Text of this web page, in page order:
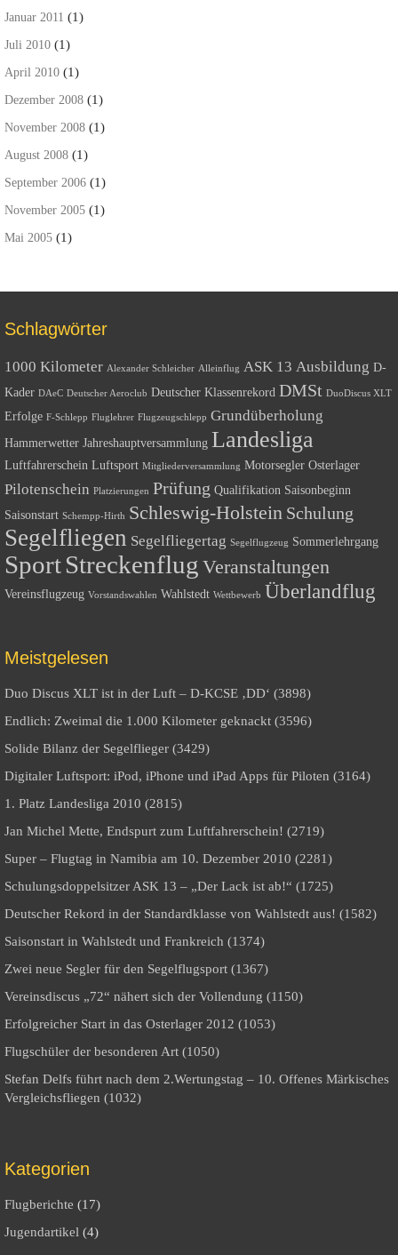
Januar 2011 (1)
Juli 2010 (1)
April 2010 (1)
Dezember 2008 (1)
November 2008 (1)
August 2008 (1)
September 2006 (1)
November 2005 (1)
Mai 2005 (1)
Schlagwörter
1000 Kilometer Alexander Schleicher Alleinflug ASK 13 Ausbildung D-
Kader DAeC Deutscher Aeroclub Deutscher Klassenrekord DMSt DuoDiscus XLT
Erfolge F-Schlepp Fluglehrer Flugzeugschlepp Grundüberholung
Hammerwetter Jahreshauptversammlung Landesliga
Luftfahrerschein Luftsport Mitgliederversammlung Motorsegler Osterlager
Pilotenschein Platzierungen Prüfung Qualifikation Saisonbeginn
Saisonstart Schempp-Hirth Schleswig-Holstein Schulung
Segelfliegen Segelfliegertag Segelflugzeug Sommerlehrgang
SportStreckenflug Veranstaltungen
Vereinsflugzeug Vorstandswahlen Wahlstedt Wettbewerb Überlandflug
Meistgelesen
Duo Discus XLT ist in der Luft – D-KCSE ‚DD‘ (3898)
Endlich: Zweimal die 1.000 Kilometer geknackt (3596)
Solide Bilanz der Segelflieger (3429)
Digitaler Luftsport: iPod, iPhone und iPad Apps für Piloten (3164)
1. Platz Landesliga 2010 (2815)
Jan Michel Mette, Endspurt zum Luftfahrerschein! (2719)
Super – Flugtag in Namibia am 10. Dezember 2010 (2281)
Schulungsdoppelsitzer ASK 13 – „Der Lack ist ab!“ (1725)
Deutscher Rekord in der Standardklasse von Wahlstedt aus! (1582)
Saisonstart in Wahlstedt und Frankreich (1374)
Zwei neue Segler für den Segelflugsport (1367)
Vereinsdiscus „72“ nähert sich der Vollendung (1150)
Erfolgreicher Start in das Osterlager 2012 (1053)
Flugschüler der besonderen Art (1050)
Stefan Delfs führt nach dem 2.Wertungstag – 10. Offenes Märkisches
Vergleichsfliegen (1032)
Kategorien
Flugberichte (17)
Jugendartikel (4)